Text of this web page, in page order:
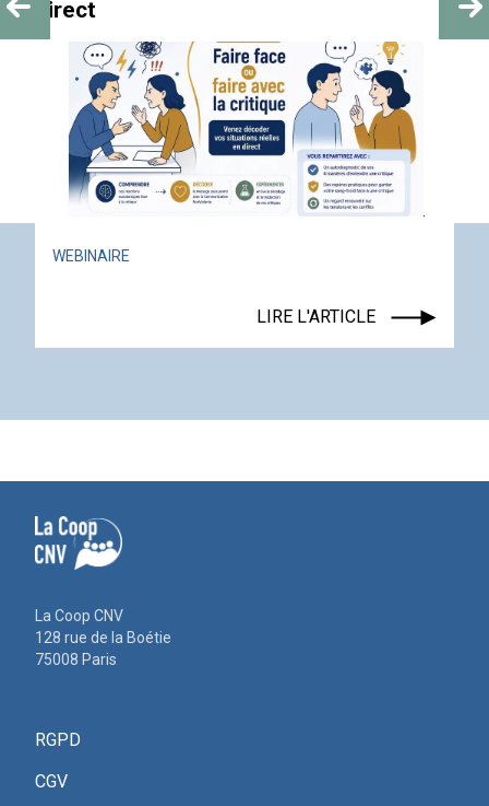
ACTUALITÉ ÉVÉNEMENT
La Coop CNV
128 rue de la Boétie
75008 Paris
RGPD
CGV